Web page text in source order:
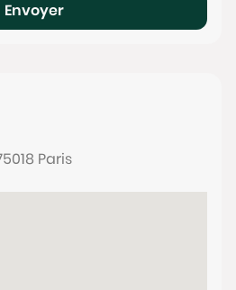
Envoyer
Paris